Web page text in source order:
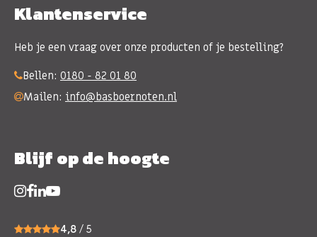
Klantenservice
Heb je een vraag over onze producten of je bestelling?
Bellen: 0180 - 82 01 80
Mailen: info@basboernoten.nl
Blijf op de hoogte
4,8 / 5